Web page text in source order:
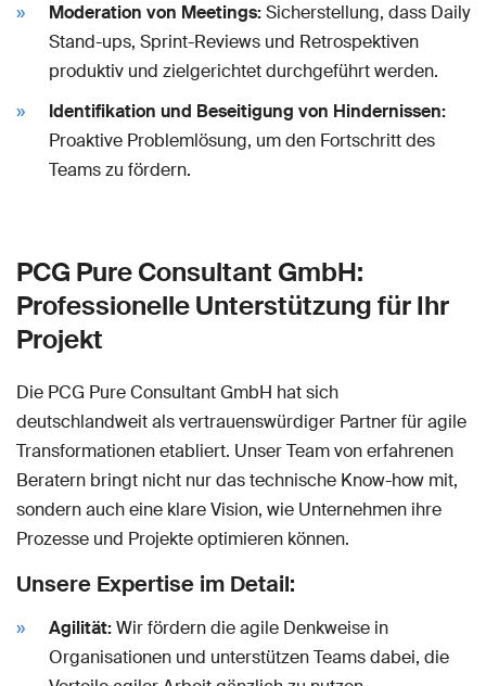
Moderation von Meetings:Sicherstellung, dass Daily
Stand-ups, Sprint-Reviews und Retrospektiven
produktiv und zielgerichtet durchgeführt werden.
Identifikation und Beseitigung von Hindernissen:
Proaktive Problemlösung, um den Fortschritt des
Teams zu fördern.
PCG Pure Consultant GmbH:
Professionelle Unterstützung für Ihr
Projekt
Die PCG Pure Consultant GmbH hat sich
deutschlandweit als vertrauenswürdiger Partner für agile
Transformationen etabliert. Unser Team von erfahrenen
Beratern bringt nicht nur das technische Know-how mit,
sondern auch eine klare Vision, wie Unternehmen ihre
Prozesse und Projekte optimieren können.
Unsere Expertise im Detail:
Agilität:Wir fördern die agile Denkweise in
Organisationen und unterstützen Teams dabei, die